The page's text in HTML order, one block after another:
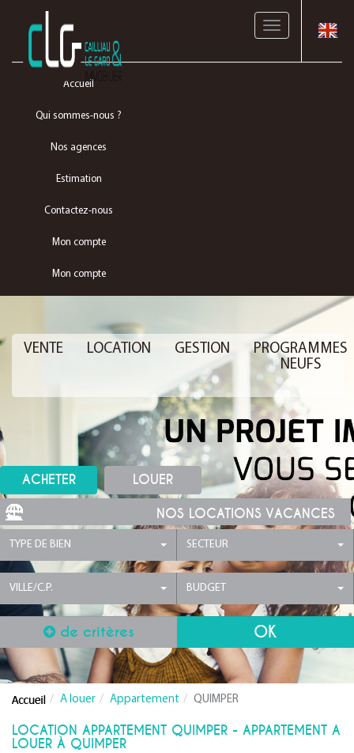
Toggle
Accueil
Qui sommes-nous ?
Nos agences
Estimation
Contactez-nous
Mon compte
Mon compte
VENTE LOCATION GESTION
PROGRAMMES
NEUFS
ACHETER LOUER
NOS LOCATIONS VACANCES
TYPE DE BIEN SECTEUR
VILLE/C.P. BUDGET
de critères
A louer Appartement QUIMPER
LOCATION APPARTEMENT QUIMPER - APPARTEMENT A
LOUER À QUIMPER